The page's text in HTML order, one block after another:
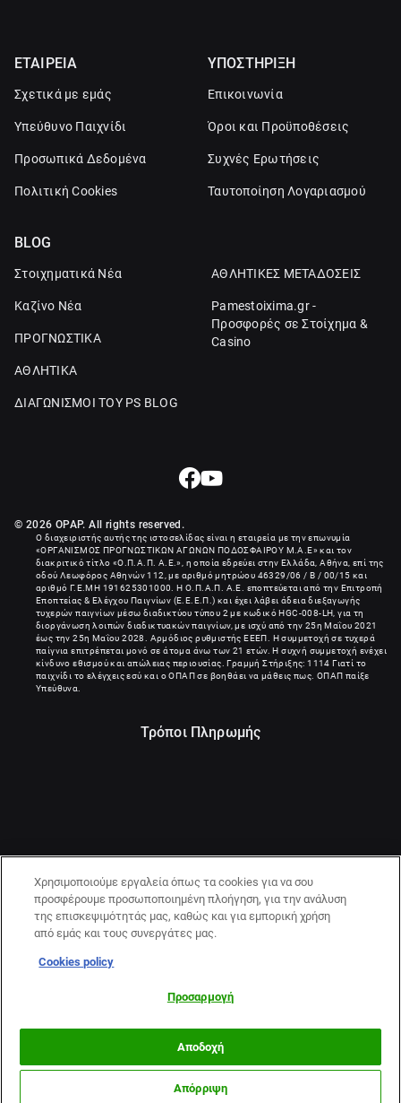
ΕΤΑΙΡΕΙΑ
Σχετικά με εμάς
Υπεύθυνο Παιχνίδι
Προσωπικά Δεδομένα
Πολιτική Cookies
ΥΠΟΣΤΗΡΙΞΗ
Επικοινωνία
Όροι και Προϋποθέσεις
Συχνές Ερωτήσεις
Ταυτοποίηση Λογαριασμού
BLOG
Στοιχηματικά Νέα
Καζίνο Νέα
ΠΡΟΓΝΩΣΤΙΚΑ
ΑΘΛΗΤΙΚΑ
ΔΙΑΓΩΝΙΣΜΟΙ ΤΟΥ PS BLOG
ΑΘΛΗΤΙΚΕΣ ΜΕΤΑΔΟΣΕΙΣ
Pamestoixima.gr -
Προσφορές σε Στοίχημα &
Casino
© 2026 OPAP. All rights reserved.
Ο διαχειριστής αυτής της ιστοσελίδας είναι η εταιρεία με την επωνυμία
«ΟΡΓΑΝΙΣΜΟΣ ΠΡΟΓΝΩΣΤΙΚΩΝ ΑΓΩΝΩΝ ΠΟΔΟΣΦΑΙΡΟΥ Μ.Α.Ε» και τον
διακριτικό τίτλο «Ο.Π.Α.Π. Α.Ε.», η οποία εδρεύει στην Ελλάδα, Αθήνα, επί της
οδού Λεωφόρος Αθηνών 112, με αριθμό μητρώου 46329/06 / B / 00/15 και
αριθμό Γ.Ε.ΜΗ 191625301000
. Η Ο.Π.Α.Π. Α.Ε. εποπτεύεται από την Επιτροπή
Εποπτείας & Ελέγχου Παιγνίων (Ε.Ε.Ε.Π.) και έχει λάβει άδεια διεξαγωγής
τυχερών παιγνίων μέσω διαδικτύου τύπου 2 με κωδικό HGC-008-LH, για τη
διοργάνωση λοιπών διαδικτυακών παιγνίων, με ισχύ από την 25η Μαΐου 2021
έως την 25η Μαΐου 2028. Αρμόδιος ρυθμιστής ΕΕΕΠ. Η συμμετοχή σε τυχερά
παίγνια επιτρέπεται μονό σε άτομα άνω των 21 ετών. Η συχνή συμμετοχή ενέχει
κίνδυνο εθισμού και απώλειας περιουσίας. Γραμμή Στήριξης: 1114 Γιατί το
παιχνίδι το ελέγχεις εσύ και ο ΟΠΑΠ σε βοηθάει να μάθεις πως. ΟΠΑΠ παίξε
Υπεύθυνα.
Τρόποι Πληρωμής
ΣΥΜΒΟΥΛΕΥΤΙΚΗΣ:1114
Χρησιμοποιούμε εργαλεία όπως τα cookies για να σου
προσφέρουμε προσωποποιημένη πλοήγηση, για την ανάλυση
της επισκεψιμότητάς μας, καθώς και για εμπορική χρήση
από εμάς και τους συνεργάτες μας.
Cookies policy
Προσαρμογή
Απόρριψη
Αποδοχή